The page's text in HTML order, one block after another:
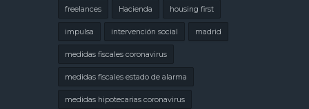
freelances Hacienda housing first
impulsa intervención social madrid
medidas fiscales coronavirus
medidas fiscales estado de alarma
medidas hipotecarias coronavirus